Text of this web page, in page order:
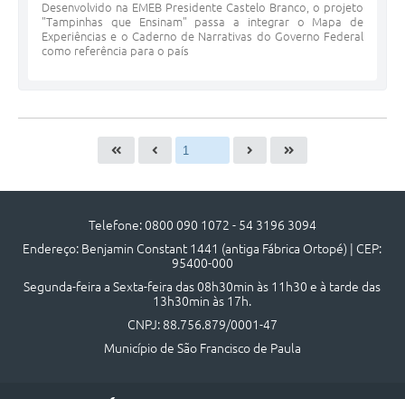
Desenvolvido na EMEB Presidente Castelo Branco, o projeto
"Tampinhas que Ensinam" passa a integrar o Mapa de
Experiências e o Caderno de Narrativas do Governo Federal
como referência para o país
Telefone: 0800 090 1072 - 54 3196 3094
Endereço: Benjamin Constant 1441 (antiga Fábrica Ortopé) | CEP:
95400-000
Segunda-feira a Sexta-feira das 08h30min às 11h30 e à tarde das
13h30min às 17h.
CNPJ: 88.756.879/0001-47
Município de São Francisco de Paula